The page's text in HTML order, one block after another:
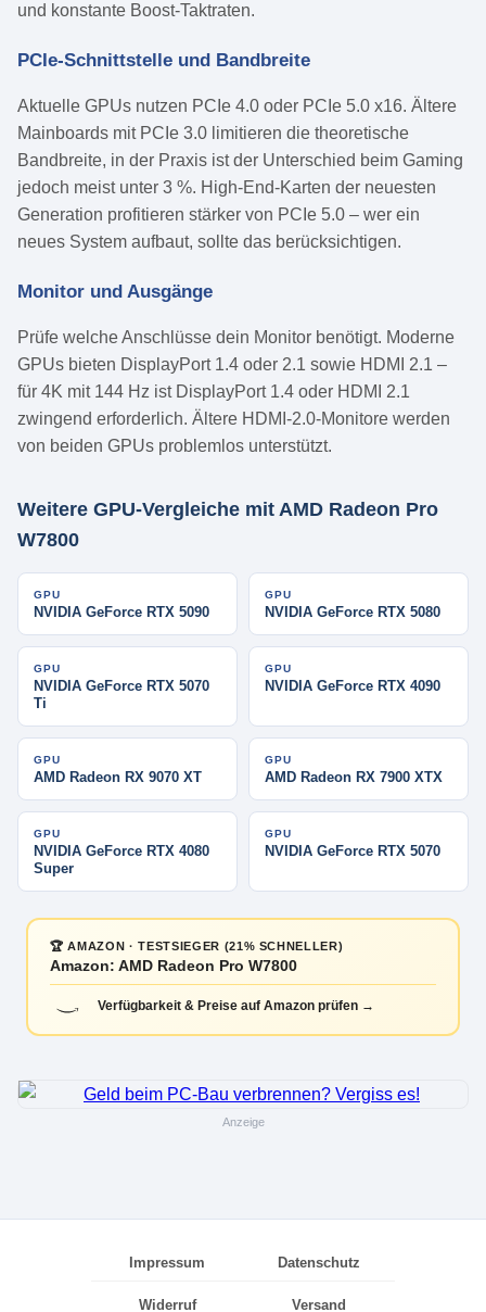
und konstante Boost-Taktraten.
PCIe-Schnittstelle und Bandbreite
Aktuelle GPUs nutzen PCIe 4.0 oder PCIe 5.0 x16. Ältere
Mainboards mit PCIe 3.0 limitieren die theoretische
Bandbreite, in der Praxis ist der Unterschied beim Gaming
jedoch meist unter 3 %. High-End-Karten der neuesten
Generation profitieren stärker von PCIe 5.0 – wer ein
neues System aufbaut, sollte das berücksichtigen.
Monitor und Ausgänge
Prüfe welche Anschlüsse dein Monitor benötigt. Moderne
GPUs bieten DisplayPort 1.4 oder 2.1 sowie HDMI 2.1 –
für 4K mit 144 Hz ist DisplayPort 1.4 oder HDMI 2.1
zwingend erforderlich. Ältere HDMI-2.0-Monitore werden
von beiden GPUs problemlos unterstützt.
Weitere GPU-Vergleiche mit AMD Radeon Pro
W7800
GPU
NVIDIA GeForce RTX 5090
GPU
NVIDIA GeForce RTX 5080
GPU
NVIDIA GeForce RTX 5070
Ti
GPU
NVIDIA GeForce RTX 4090
GPU
AMD Radeon RX 9070 XT
GPU
AMD Radeon RX 7900 XTX
GPU
NVIDIA GeForce RTX 4080
Super
GPU
NVIDIA GeForce RTX 5070
🏆 AMAZON · TESTSIEGER (21% SCHNELLER)
Amazon: AMD Radeon Pro W7800
Verfügbarkeit & Preise auf Amazon prüfen →
Anzeige
Impressum Datenschutz
Widerruf Versand